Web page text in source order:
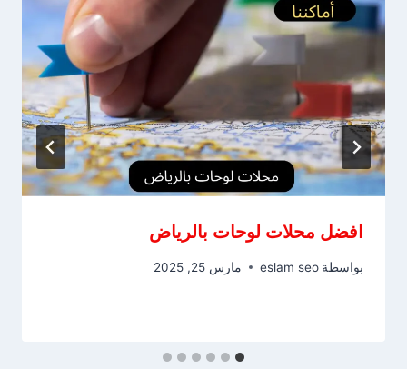
افضل محلات لوحات بالرياض
بواسطة eslam seo مارس 25, 2025